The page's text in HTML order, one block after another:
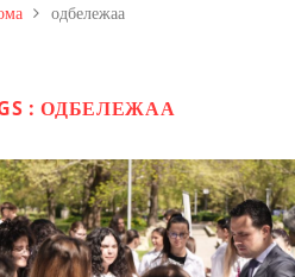
одбележаа
: ОДБЕЛЕЖАА